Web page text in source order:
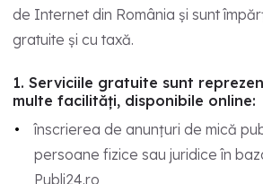
de Internet din România și sunt
gratuite și cu taxă.
1. Serviciile gratuite sunt
multe facilități, disponibile online:
înscrierea de anunțuri de mică
persoane fizice sau juridice în
Publi24.ro